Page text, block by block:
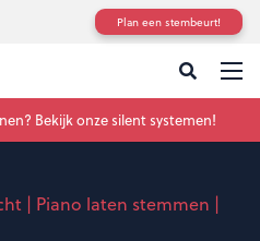
Plan een stembeurt!
Bekijk onze silent systemen!
| Piano laten stemmen |